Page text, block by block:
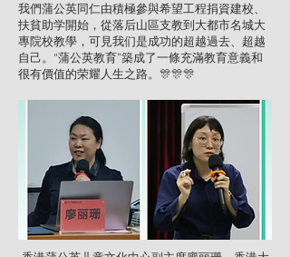
我們蒲公英同仁由積極參與希望工程捐資建校、
扶貧助学開始，從落后山區支教到大都市名城大
專院校教學，可見我们是成功的超越過去、超越
自己。“蒲公英教育”築成了一條充滿教育意義和
很有價值的荣耀人生之路。🎊🎊🎊